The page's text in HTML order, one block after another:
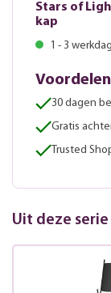
Stars of
kap
1 - 3
30 dagen
Gratis
Trusted
Uit deze serie